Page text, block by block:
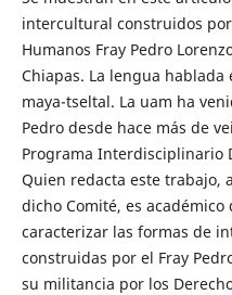
intercultural construidos
Humanos Fray Pedro
Chiapas. La lengua
maya-tseltal. La uam ha
Pedro desde hace más de
Programa Interdisciplinario
Quien redacta este trabajo,
dicho Comité, es
caracterizar las formas de
construidas por el Fray
su militancia por los